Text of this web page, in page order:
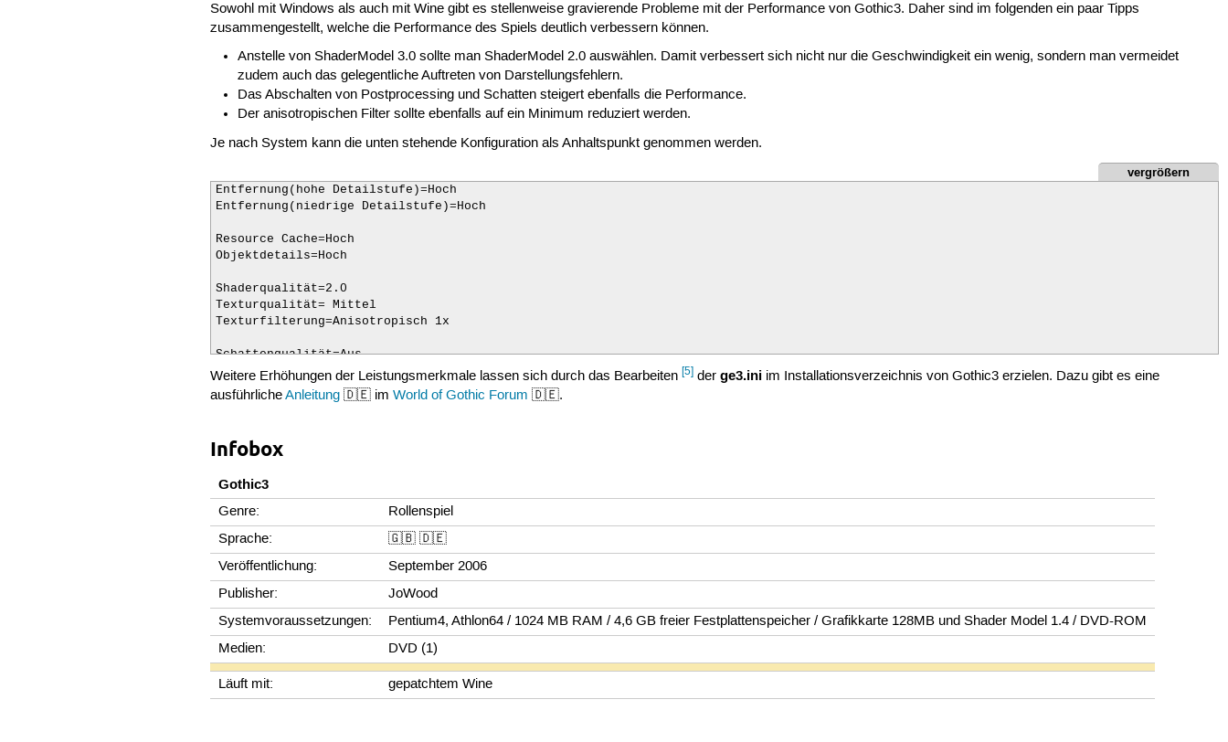
Sowohl mit Windows als auch mit Wine gibt es stellenweise gravierende Probleme mit der Performance von Gothic3. Daher sind im folgenden ein paar Tipps
zusammengestellt, welche die Performance des Spiels deutlich verbessern können.
Anstelle von ShaderModel 3.0 sollte man ShaderModel 2.0 auswählen. Damit verbessert sich nicht nur die Geschwindigkeit ein wenig, sondern man vermeidet
zudem auch das gelegentliche Auftreten von Darstellungsfehlern.
Das Abschalten von Postprocessing und Schatten steigert ebenfalls die Performance.
Der anisotropischen Filter sollte ebenfalls auf ein Minimum reduziert werden.
Je nach System kann die unten stehende Konfiguration als Anhaltspunkt genommen werden.
vergrößern
Entfernung(hohe Detailstufe)=Hoch
Entfernung(niedrige Detailstufe)=Hoch
Resource Cache=Hoch
Objektdetails=Hoch
Shaderqualität=2.0
Texturqualität= Mittel
Texturfilterung=Anisotropisch 1x
Schattenqualität=Aus
PostProcessing=Aus
Weitere Erhöhungen der Leistungsmerkmale lassen sich durch das Bearbeiten[5] derge3.ini im Installationsverzeichnis von Gothic3 erzielen. Dazu gibt es eine
ausführlicheAnleitung 🇩🇪 imWorld of Gothic Forum 🇩🇪.
Infobox
Gothic3
Genre:
Rollenspiel
Sprache:
🇬🇧 🇩🇪
Veröffentlichung:
September 2006
Publisher:
JoWood
Systemvoraussetzungen:
Pentium4, Athlon64 / 1024 MB RAM / 4,6 GB freier Festplattenspeicher / Grafikkarte 128MB und Shader Model 1.4 / DVD-ROM
Medien:
DVD (1)
Läuft mit: gepatchtem Wine